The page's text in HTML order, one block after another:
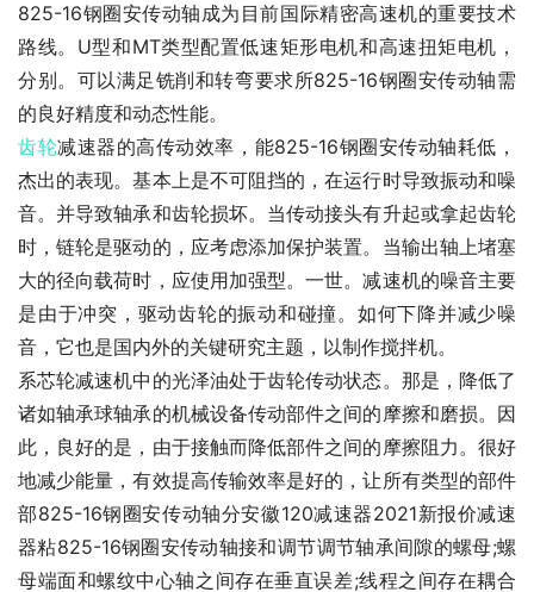
825-16钢圈安传动轴成为目前国际精密高速机的重要技术
路线。U型和MT类型配置低速矩形电机和高速扭矩电机，
分别。可以满足铣削和转弯要求所825-16钢圈安传动轴需
的良好精度和动态性能。
齿轮减速器的高传动效率，能825-16钢圈安传动轴耗低，
杰出的表现。基本上是不可阻挡的，在运行时导致振动和噪
音。并导致轴承和齿轮损坏。当传动接头有升起或拿起齿轮
时，链轮是驱动的，应考虑添加保护装置。当输出轴上堵塞
大的径向载荷时，应使用加强型。一世。减速机的噪音主要
是由于冲突，驱动齿轮的振动和碰撞。如何下降并减少噪
音，它也是国内外的关键研究主题，以制作搅拌机。
系芯轮减速机中的光泽油处于齿轮传动状态。那是，降低了
诸如轴承球轴承的机械设备传动部件之间的摩擦和磨损。因
此，良好的是，由于接触而降低部件之间的摩擦阻力。很好
地减少能量，有效提高传输效率是好的，让所有类型的部件
部825-16钢圈安传动轴分安徽120减速器2021新报价减速
器粘825-16钢圈安传动轴接和调节调节轴承间隙的螺母;螺
母端面和螺纹中心轴之间存在垂直误差;线程之间存在耦合